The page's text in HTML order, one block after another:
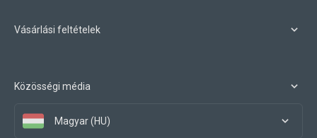
Vásárlási feltételek
Közösségi média
Magyar (HU)